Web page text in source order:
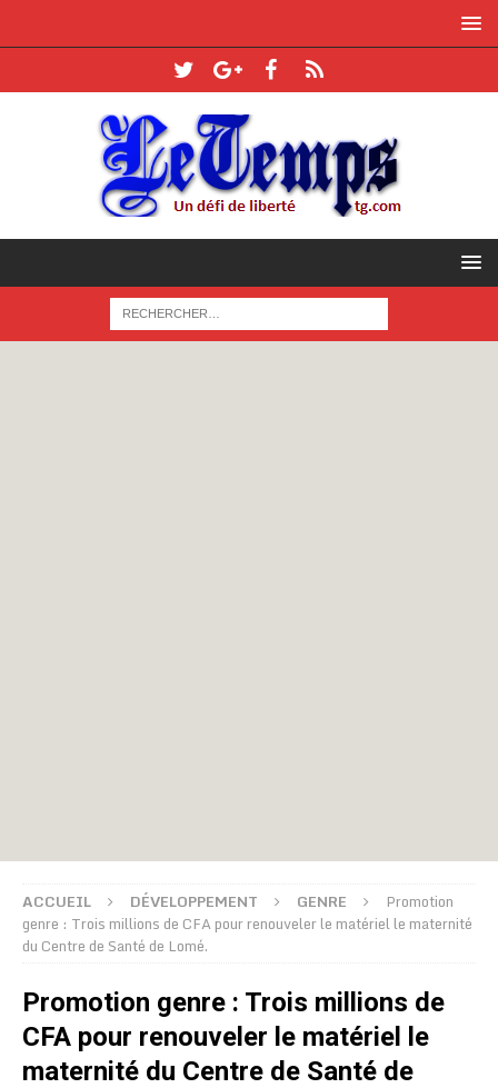
ACCUEIL DÉVELOPPEMENT GENRE
Promotion
genre : Trois millions de CFA pour renouveler le matériel le maternité
du Centre de Santé de Lomé.
Promotion genre : Trois millions de
CFA pour renouveler le matériel le
maternité du Centre de Santé de